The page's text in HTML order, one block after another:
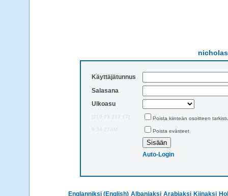
Käyttäjätunnus
Salasana
Ulkoasu
[216.73.217.17]
Poista kiinteän osoitteen
9:34:27AM
Poista evästeet
Auto-Login
Englanniksi (English) Albaniaksi Arabiaksi Kiinaksi